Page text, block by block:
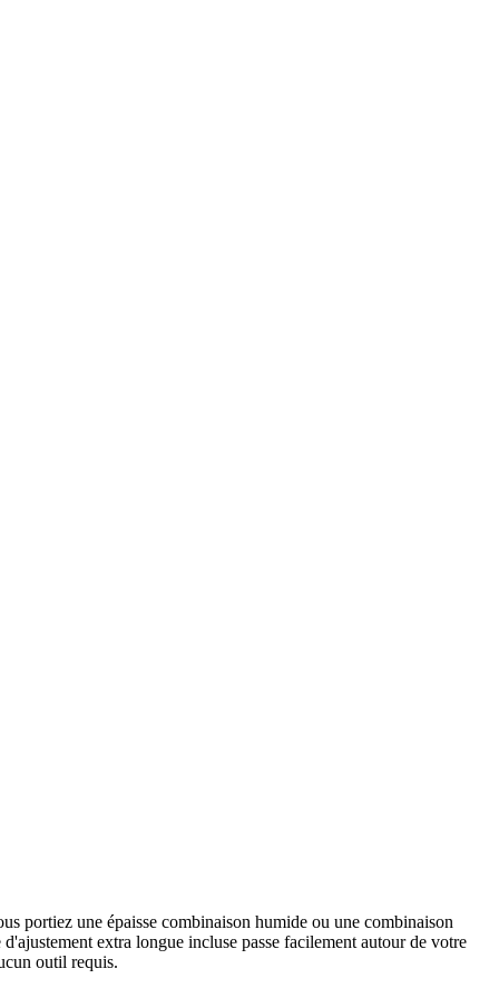
portiez une épaisse combinaison humide ou une combinaison
extra longue incluse passe facilement autour de votre
outil requis.